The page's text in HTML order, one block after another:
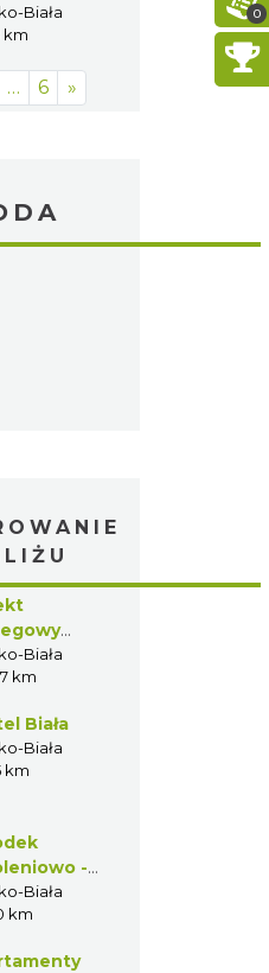
Biała
km
… 6 »
Park
Biała
km
Biała
Biała
km
-
Biała
km
0